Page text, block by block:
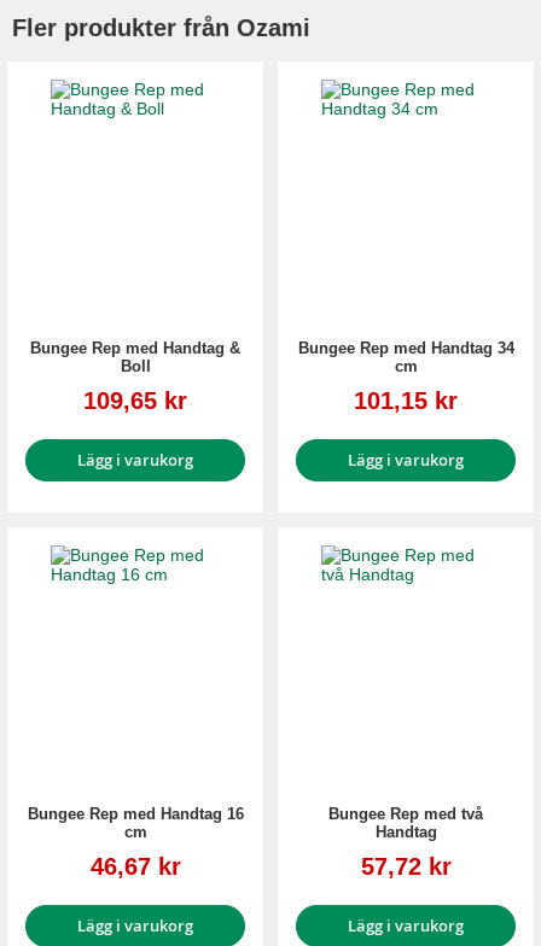
Fler produkter från Ozami
Bungee Rep med Handtag &
Boll
Reapris
109,65 kr
Lägg i varukorg
Bungee Rep med Handtag 34
cm
Reapris
101,15 kr
Lägg i varukorg
Bungee Rep med Handtag 16
cm
Reapris
46,67 kr
Lägg i varukorg
Bungee Rep med två
Handtag
Reapris
57,72 kr
Lägg i varukorg